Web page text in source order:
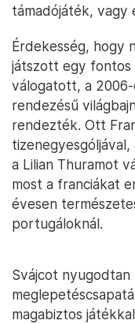
támadójáték, vagy
Érdekesség, hogy
játszott egy fontos
válogatott, a
rendezésű
rendezték. Ott
a Lilian Thuramot
most a franciákat
évesen
portugáloknál.
Svájcot nyugodtan
magabiztos